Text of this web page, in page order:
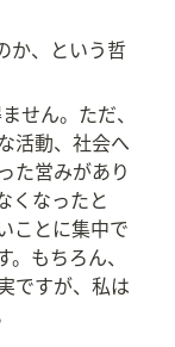
か、という哲
せん。ただ、
活動、社会へ
た営みがあり
くなったと
ことに集中で
もちろん、
ですが、私は